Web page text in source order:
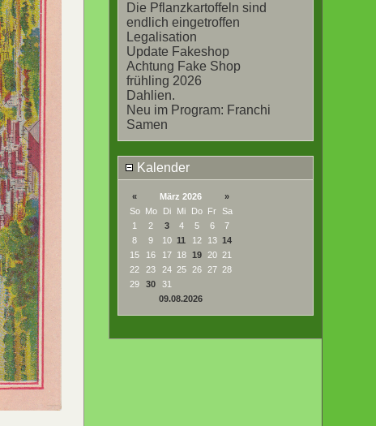
Die Pflanzkartoffeln sind
endlich eingetroffen
Legalisation
Update Fakeshop
Achtung Fake Shop
frühling 2026
Dahlien.
Neu im Program: Franchi
Samen
Kalender
« März 2026
»
So Mo Di Mi Do Fr Sa
1
2 3 4 5 6
7
8
9 10 11 12 13 14
15
16 17 18 19 20 21
22
23 24 25 26 27 28
29
30
31
09.08.2026